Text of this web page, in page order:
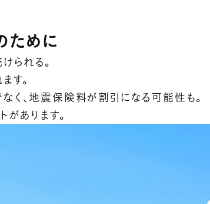
ために
られる。
す。
く、地震保険料が割引になる可能性も。
あります。